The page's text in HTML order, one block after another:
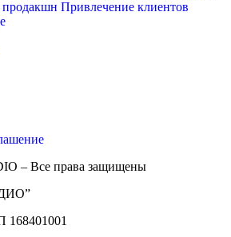
продакшн Привлечение клиентов
– Все права защищены